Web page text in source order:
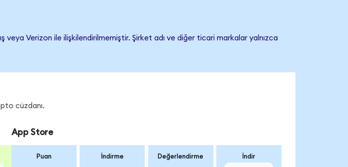
Verizon ile ilişkilendirilmemiştir. Şirket adı ve diğer ticari markalar yalnızca
cüzdanı.
App Store
Puan İndirme Değerlendirme İndir